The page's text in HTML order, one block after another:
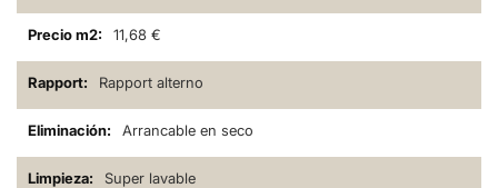
11,68 €
Rapport alterno
Arrancable en seco
Super lavable